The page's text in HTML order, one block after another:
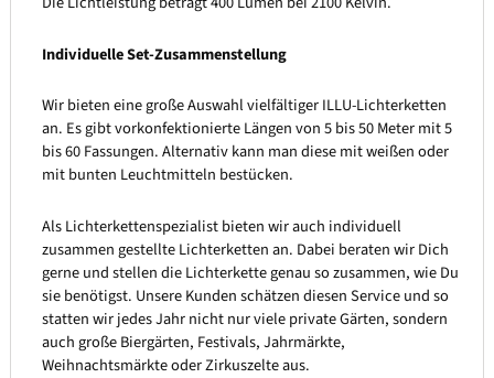
Individuelle Set-Zusammenstellung
Wir bieten eine große Auswahl vielfältiger ILLU-Lichterketten
an. Es gibt vorkonfektionierte Längen von 5 bis 50 Meter mit 5
bis 60 Fassungen. Alternativ kann man diese mit weißen oder
mit bunten Leuchtmitteln bestücken.
Als Lichterkettenspezialist bieten wir auch individuell
zusammen gestellte Lichterketten an. Dabei beraten wir Dich
gerne und stellen die Lichterkette genau so zusammen, wie Du
sie benötigst. Unsere Kunden schätzen diesen Service und so
statten wir jedes Jahr nicht nur viele private Gärten, sondern
auch große Biergärten, Festivals, Jahrmärkte,
Weihnachtsmärkte oder Zirkuszelte aus.